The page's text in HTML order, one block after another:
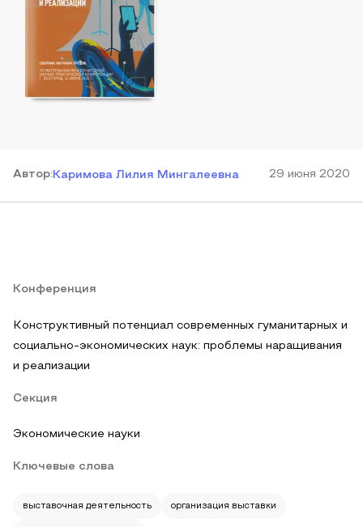
Автор:Каримова Лилия Мингалеевна 29 июня 2020
Конференция
Конструктивный потенциал современных гуманитарных и
социально-экономических наук: проблемы наращивания
и реализации
Секция
Экономические науки
Ключевые слова
выставочная деятельность организация выставки